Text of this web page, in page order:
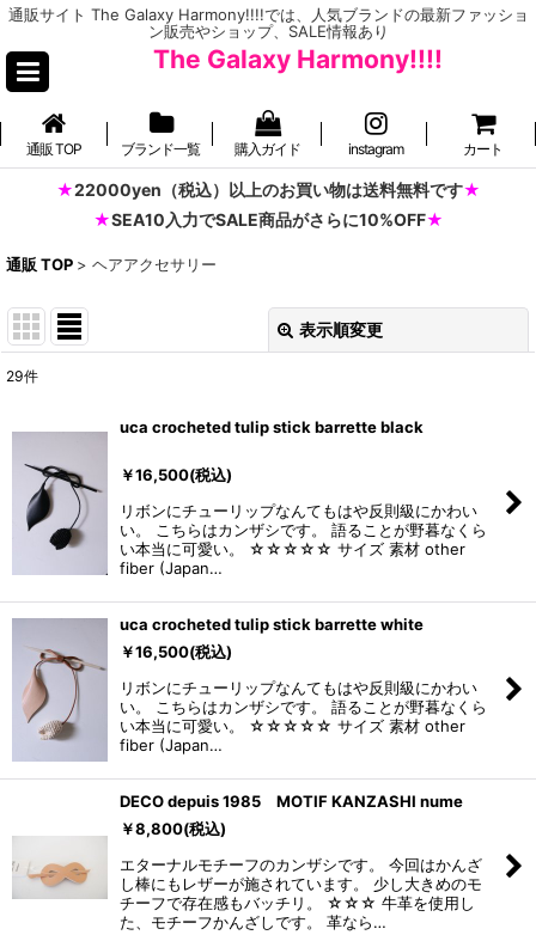
通販サイト The Galaxy Harmony!!!!では、人気ブランドの最新ファッショ
ン販売やショップ、SALE情報あり
The Galaxy Harmony!!!!
通販 TOP ブランド一覧 購入ガイド instagram カート
22000yen（税込）以上のお買い物は送料無料です
SEA10入力でSALE商品がさらに10%OFF
通販 TOP > ヘアアクセサリー
表示順変更
絞り込む
29件
uca crocheted tulip stick barrette black
￥16,500(税込)
リボンにチューリップなんてもはや反則級にかわい
い。 こちらはカンザシです。 語ることが野暮なくら
い本当に可愛い。 ☆☆☆☆☆ サイズ 素材 other
fiber (Japan…
uca crocheted tulip stick barrette white
￥16,500(税込)
リボンにチューリップなんてもはや反則級にかわい
い。 こちらはカンザシです。 語ることが野暮なくら
い本当に可愛い。 ☆☆☆☆☆ サイズ 素材 other
fiber (Japan…
DECO depuis 1985 MOTIF KANZASHI nume
￥8,800(税込)
エターナルモチーフのカンザシです。 今回はかんざ
し棒にもレザーが施されています。 少し大きめのモ
チーフで存在感もバッチリ。 ☆☆☆ 牛革を使用し
た、モチーフかんざしです。 革なら…